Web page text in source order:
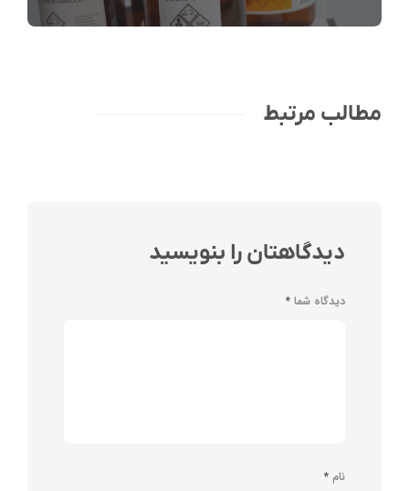
مطالب مرتبط
دیدگاهتان را بنویسید
دیدگاه شما *
نام *